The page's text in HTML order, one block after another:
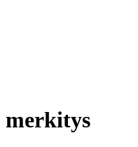
merkitys